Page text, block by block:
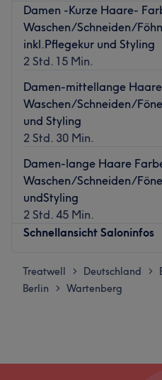
Damen -Kurze Haare-
Waschen/Schneiden/
inkl.Pflegekur und Styling
2 Std. 15 Min.
Damen-mittellange
Waschen/Schneiden/
und Styling
2 Std. 30 Min.
Damen-lange Haare
Waschen/Schneiden/
undStyling
2 Std. 45 Min.
Schnellansicht Saloninfos
Montag
Dienstag
Treatwell > Deutschland >
Berlin > Wartenberg